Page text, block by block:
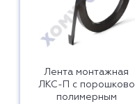
Лента монтажная
ЛКС-П с порошково
полимерным